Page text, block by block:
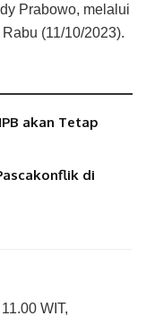
Prabowo, melalui
(11/10/2023).
akan Tetap
di
WIT,